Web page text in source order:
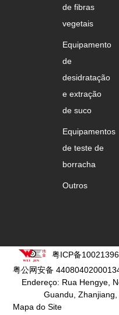
de fibras
vegetais
Equipamento
de
desidratação
e extração
de suco
Equipamentos
de teste de
borracha
Outros
粤ICP备
粤公网安备
Endereço: Rua Hengye,
Guandu,
Mapa do Site